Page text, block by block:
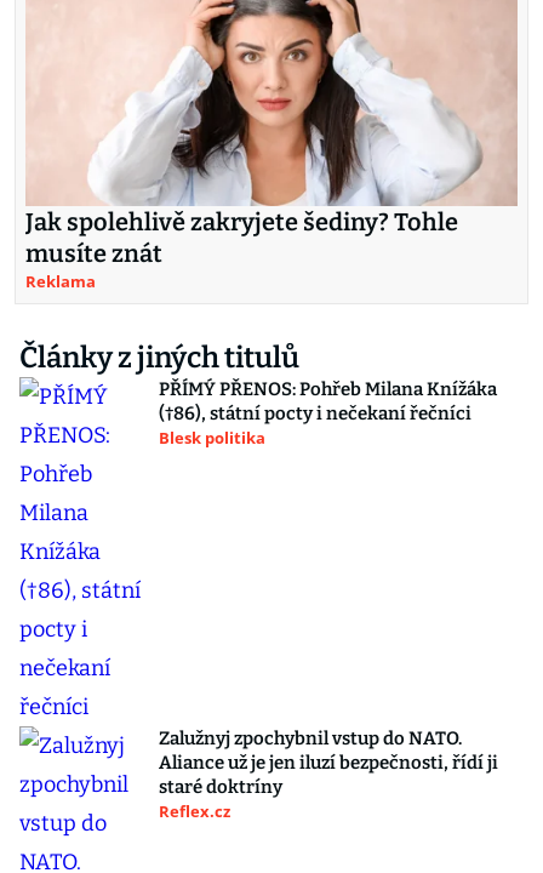
Jak spolehlivě zakryjete šediny? Tohle
musíte znát
Reklama
Články z jiných titulů
PŘÍMÝ PŘENOS: Pohřeb Milana Knížáka
(†86), státní pocty i nečekaní řečníci
Blesk politika
Zalužnyj zpochybnil vstup do NATO.
Aliance už je jen iluzí bezpečnosti, řídí ji
staré doktríny
Reflex.cz